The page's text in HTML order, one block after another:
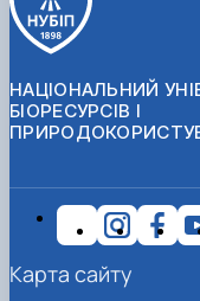
НАЦІОНАЛЬНИЙ
БІОРЕСУРСІВ І
Карта сайту